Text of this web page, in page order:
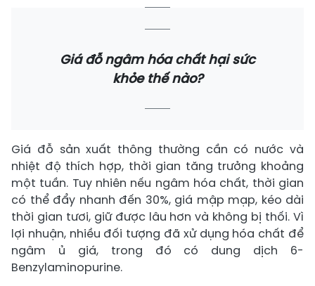
Giá đỗ ngâm hóa chất hại sức
khỏe thế nào?
Giá đỗ sản xuất thông thường cần có nước và
nhiệt độ thích hợp, thời gian tăng trưởng khoảng
một tuần. Tuy nhiên nếu ngâm hóa chất, thời gian
có thể đẩy nhanh đến 30%, giá mập mạp, kéo dài
thời gian tươi, giữ được lâu hơn và không bị thối. Vì
lợi nhuận, nhiều đối tượng đã xử dụng hóa chất để
ngâm ủ giá, trong đó có dung dịch 6-
Benzylaminopurine.